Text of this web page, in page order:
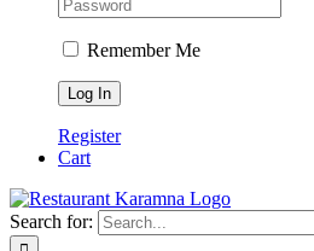
Remember Me
Register
Cart
Search for: